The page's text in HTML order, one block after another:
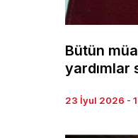
Bütün
yardımlar
23 İyul 2026 -